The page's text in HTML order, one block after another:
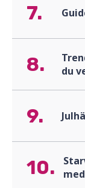
7.
8.
du
9.
10.